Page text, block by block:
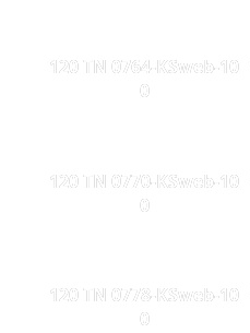
120 TN 0764-KSweb-10
0
120 TN 0770-KSweb-10
0
120 TN 0778-KSweb-10
0